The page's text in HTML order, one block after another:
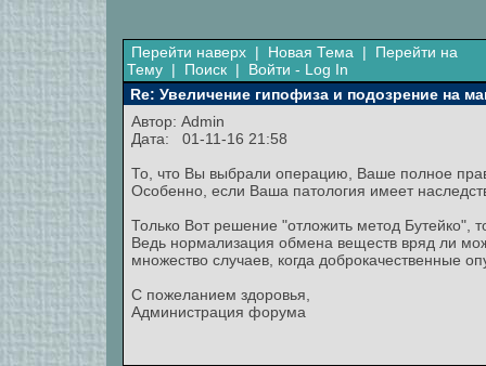
Перейти наверх | Новая Тема | Перейти на
Тему | Поиск | Войти - Log In
Re: Увеличение гипофиза и подозрение на
Автор: Admin
Дата: 01-11-16 21:58
То, что Вы выбрали операцию, Ваше полное
Особенно, если Ваша патология имеет
Только Вот решение "отложить метод Бутейко",
Ведь нормализация обмена веществ вряд ли
множество случаев, когда доброкачественные
С пожеланием здоровья,
Администрация форума